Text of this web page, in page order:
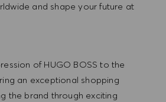
and shape your future at
of HUGO BOSS to the
an exceptional shopping
the brand through exciting